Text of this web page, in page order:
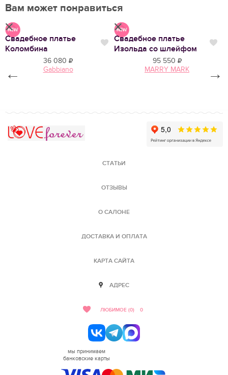
Вам может понравиться
Нравится
Свадебное платье
Коломбина
Нравится
36 080
Gabbiano
Свадебное платье
Изольда со шлейфом
95 550
MARRY MARK
← →
СТАТЬИ
ОТЗЫВЫ
О САЛОНЕ
ДОСТАВКА И ОПЛАТА
КАРТА САЙТА
АДРЕС
ЛЮБИМОЕ (0) 0
мы принимаем
банковские карты